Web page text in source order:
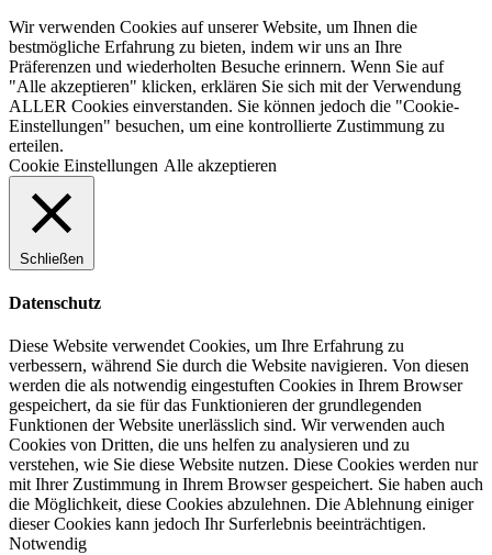
Wir verwenden Cookies auf unserer Website, um Ihnen die
bestmögliche Erfahrung zu bieten, indem wir uns an Ihre
Präferenzen und wiederholten Besuche erinnern. Wenn Sie auf
"Alle akzeptieren" klicken, erklären Sie sich mit der Verwendung
ALLER Cookies einverstanden. Sie können jedoch die "Cookie-
Einstellungen" besuchen, um eine kontrollierte Zustimmung zu
erteilen.
Cookie Einstellungen Alle akzeptieren
Schließen
Datenschutz
Diese Website verwendet Cookies, um Ihre Erfahrung zu
verbessern, während Sie durch die Website navigieren. Von diesen
werden die als notwendig eingestuften Cookies in Ihrem Browser
gespeichert, da sie für das Funktionieren der grundlegenden
Funktionen der Website unerlässlich sind. Wir verwenden auch
Cookies von Dritten, die uns helfen zu analysieren und zu
verstehen, wie Sie diese Website nutzen. Diese Cookies werden nur
mit Ihrer Zustimmung in Ihrem Browser gespeichert. Sie haben auch
die Möglichkeit, diese Cookies abzulehnen. Die Ablehnung einiger
dieser Cookies kann jedoch Ihr Surferlebnis beeinträchtigen.
Notwendig